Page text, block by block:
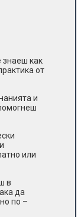
знаеш как
от
и
или
в
да
по –